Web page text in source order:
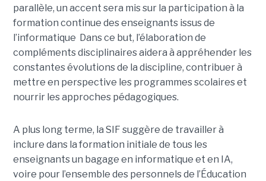
parallèle, un accent sera mis sur la participation à la
formation continue des enseignants issus de
l’informatique Dans ce but, l’élaboration de
compléments disciplinaires aidera à appréhender les
constantes évolutions de la discipline, contribuer à
mettre en perspective les programmes scolaires et
nourrir les approches pédagogiques.
A plus long terme, la SIF suggère de travailler à
inclure dans la formation initiale de tous les
enseignants un bagage en informatique et en IA,
voire pour l’ensemble des personnels de l’Éducation